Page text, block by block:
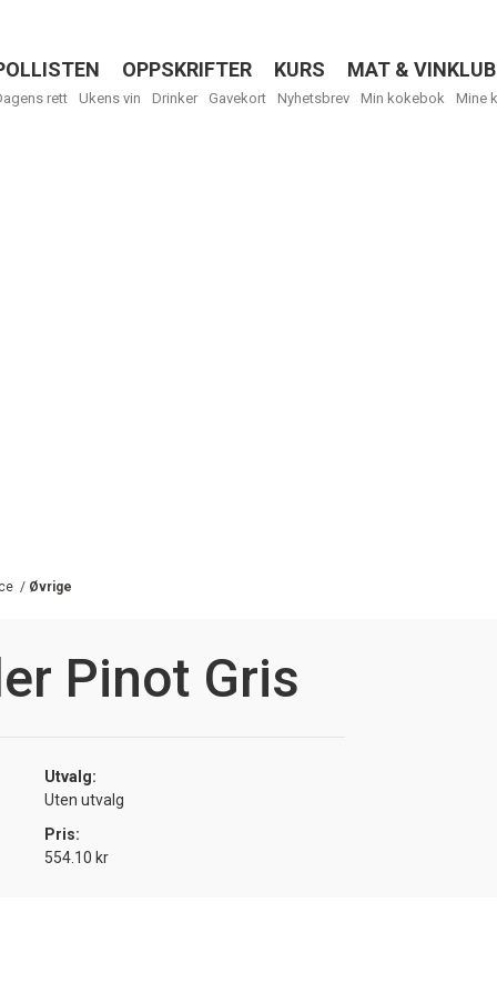
OPPSKRIFTER KURS MAT &
rett Ukens vin Drinker Gavekort Nyhetsbrev Min kokebok Mine
/ Øvrige
Pinot Gris
Utvalg:
Uten utvalg
Pris:
554.10 kr